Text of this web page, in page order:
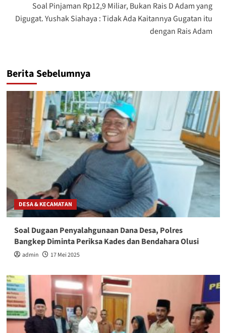
Soal Pinjaman Rp12,9 Miliar, Bukan Rais D Adam yang
Digugat. Yushak Siahaya : Tidak Ada Kaitannya Gugatan itu
dengan Rais Adam
Berita Sebelumnya
DESA & KECAMATAN
Soal Dugaan Penyalahgunaan Dana Desa, Polres
Bangkep Diminta Periksa Kades dan Bendahara Olusi
admin 17 Mei 2025